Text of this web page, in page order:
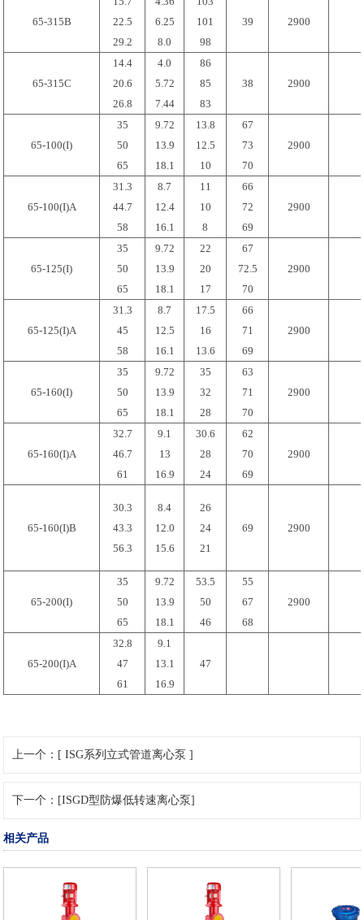
65-315B
22.5
29.2
6.25
8.0
101
98
39 2900
65-315C
14.4
20.6
26.8
4.0
5.72
7.44
86
85
83
38 2900
65-100(I)
35
50
65
9.72
13.9
18.1
13.8
12.5
10
67
73
70
2900
65-100(I)A
31.3
44.7
58
8.7
12.4
16.1
11
10
8
66
72
69
2900
65-125(I)
35
50
65
9.72
13.9
18.1
22
20
17
67
72.5
70
2900
65-125(I)A
31.3
45
58
8.7
12.5
16.1
17.5
16
13.6
66
71
69
2900
65-160(I)
35
50
65
9.72
13.9
18.1
35
32
28
63
71
70
2900
65-160(I)A
32.7
46.7
61
9.1
13
16.9
30.6
28
24
62
70
69
2900
65-160(I)B
30.3
43.3
56.3
8.4
12.0
15.6
26
24
21
69 2900
65-200(I)
35
50
65
9.72
13.9
18.1
53.5
50
46
55
67
68
2900
65-200(I)A
32.8
47
61
9.1
13.1
16.9
47
上一个：[ ISG系列立式管道离心泵 ]
下一个：[ISGD型防爆低转速离心泵]
相关产品